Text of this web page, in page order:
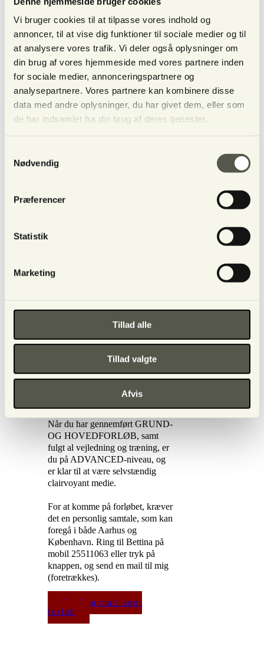
Vi bruger cookies til at tilpasse vores indhold og
annoncer, til at vise dig funktioner til sociale medier og til
at analysere vores trafik. Vi deler også oplysninger om
din brug af vores hjemmeside med vores partnere inden
for sociale medier, annonceringspartnere og
analysepartnere. Vores partnere kan kombinere disse
data med andre oplysninger, du har givet dem, eller som
de har indsamlet fra din brug af deres tjenester.
Nødvendig
Præferencer
Statistik
Marketing
Tillad alle
Tillad valgte
Afvis
HOVEDFORLØB
fordelt
2
en klient, hvor både underviser
9.30-17 i Lysets Hus,
Posthussmøgen 11c, 8000 Aarhus
Den certificerede uddannelse
tager i alt 2 år. Ved afslutning af
både grund- og hovedmodul med
bestået eksamen, kan du blive
optaget i Clairvoyant-foreningen.
Når du har gennemført GRUND-
OG HOVEDFORLØB, samt
fulgt al vejledning og træning, er
du på ADVANCED-niveau, og
er klar til at være selvstændig
clairvoyant medie.
For at komme på forløbet, kræver
det en personlig samtale, som kan
foregå i både Aarhus og
København. Ring til Bettina på
mobil 25511063 eller tryk på
knappen, og send en mail til mig
(foretrækkes).
Send en mail ang.
forløb